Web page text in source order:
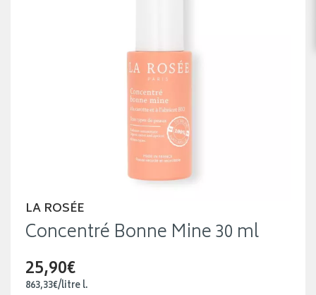
LA ROSÉE
Concentré Bonne Mine 30 ml
25,90€
863,33€/litrel.